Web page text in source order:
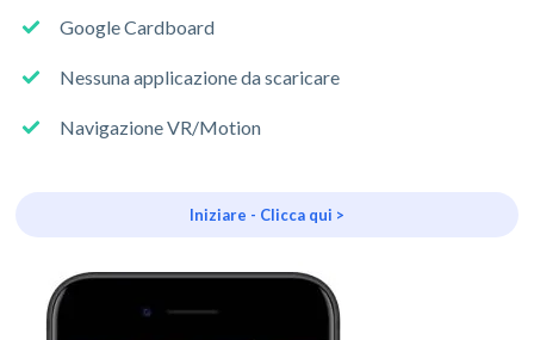
Google Cardboard
Nessuna applicazione da scaricare
Navigazione VR/Motion
Iniziare - Clicca qui >